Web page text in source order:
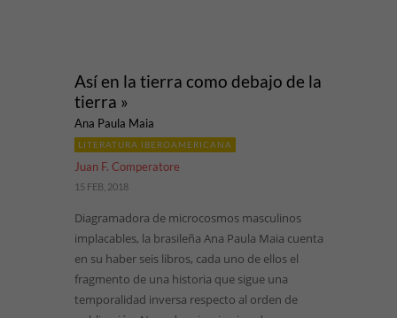
Así en la tierra como debajo de la
tierra »
Ana Paula Maia
LITERATURA IBEROAMERICANA
Juan F. Comperatore
15 FEB, 2018
Diagramadora de microcosmos masculinos
implacables, la brasileña Ana Paula Maia cuenta
en su haber seis libros, cada uno de ellos el
fragmento de una historia que sigue una
temporalidad inversa respecto al orden de